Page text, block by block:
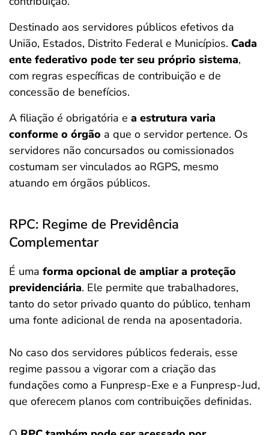
Destinado aos servidores públicos efetivos da
União, Estados, Distrito Federal e Municípios. Cada
ente federativo pode ter seu próprio sistema,
com regras específicas de contribuição e de
concessão de benefícios.
A filiação é obrigatória e a estrutura varia
conforme o órgão a que o servidor pertence. Os
servidores não concursados ou comissionados
costumam ser vinculados ao RGPS, mesmo
atuando em órgãos públicos.
RPC: Regime de Previdência
Complementar
É uma forma opcional de ampliar a proteção
previdenciária. Ele permite que trabalhadores,
tanto do setor privado quanto do público, tenham
uma fonte adicional de renda na aposentadoria.
No caso dos servidores públicos federais, esse
regime passou a vigorar com a criação das
fundações como a Funpresp-Exe e a Funpresp-Jud,
que oferecem planos com contribuições definidas.